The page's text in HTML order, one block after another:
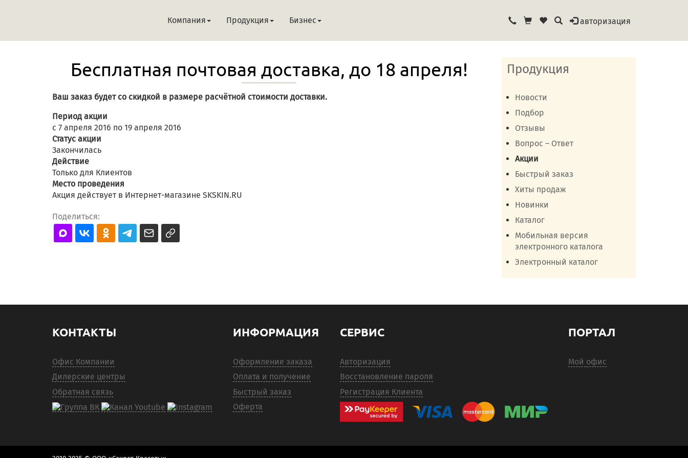
Компания Продукция Бизнес авторизация
Бесплатная почтовая доставка, до 18 апреля!
Ваш заказ будет со скидкой в размере расчётной стоимости доставки.
Период акции
с 7 апреля 2016 по 19 апреля 2016
Статус акции
Закончилась
Действие
Только для Клиентов
Место проведения
Акция действует в Интернет-магазине SKSKIN.RU
Поделиться:
Продукция
Новости
Подбор
Отзывы
Вопрос – Ответ
Акции
Быстрый заказ
Хиты продаж
Новинки
Каталог
Мобильная версия
электронного каталога
Электронный каталог
КОНТАКТЫ
Офис Компании
Дилерские центры
Обратная связь
ИНФОРМАЦИЯ
Оформление заказа
Оплата и получение
Быстрый заказ
Оферта
СЕРВИС
Авторизация
Восстановление пароля
Регистрация Клиента
ПОРТАЛ
Мой офис